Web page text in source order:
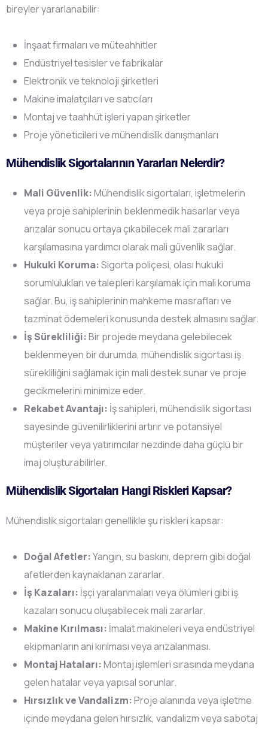
bireyler yararlanabilir:
İnşaat firmaları ve müteahhitler
Endüstriyel tesisler ve fabrikalar
Elektronik ve teknoloji şirketleri
Makine imalatçıları ve satıcıları
Montaj ve taahhüt işleri yapan şirketler
Proje yöneticileri ve mühendislik danışmanları
Mühendislik Sigortalarının Yararları Nelerdir?
Mali Güvenlik:Mühendislik sigortaları, işletmelerin
veya proje sahiplerinin beklenmedik hasarlar veya
arızalar sonucu ortaya çıkabilecek mali zararları
karşılamasına yardımcı olarak mali güvenlik sağlar.
Hukuki Koruma:Sigorta poliçesi, olası hukuki
sorumlulukları ve talepleri karşılamak için mali koruma
sağlar. Bu, iş sahiplerinin mahkeme masrafları ve
tazminat ödemeleri konusunda destek almasını sağlar.
İş Sürekliliği:Bir projede meydana gelebilecek
beklenmeyen bir durumda, mühendislik sigortası iş
sürekliliğini sağlamak için mali destek sunar ve proje
gecikmelerini minimize eder.
Rekabet Avantajı: İş sahipleri, mühendislik sigortası
sayesinde güvenilirliklerini artırır ve potansiyel
müşteriler veya yatırımcılar nezdinde daha güçlü bir
imaj oluşturabilirler.
Mühendislik Sigortaları Hangi Riskleri Kapsar?
Mühendislik sigortaları genellikle şu riskleri kapsar:
Doğal Afetler:Yangın, su baskını, deprem gibi doğal
afetlerden kaynaklanan zararlar.
İş Kazaları: İşçi yaralanmaları veya ölümleri gibi iş
kazaları sonucu oluşabilecek mali zararlar.
Makine Kırılması: İmalat makineleri veya endüstriyel
ekipmanların ani kırılması veya arızalanması.
Montaj Hataları:Montaj işlemleri sırasında meydana
gelen hatalar veya yapısal sorunlar.
Hırsızlık ve Vandalizm:Proje alanında veya işletme
içinde meydana gelen hırsızlık, vandalizm veya sabotaj